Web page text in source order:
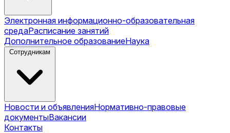
Электронная информационно-образовательная
средаРасписание занятий
Дополнительное образованиеНаука
Сотрудникам
Новости и объявленияНормативно-правовые
документыВакансии
Контакты